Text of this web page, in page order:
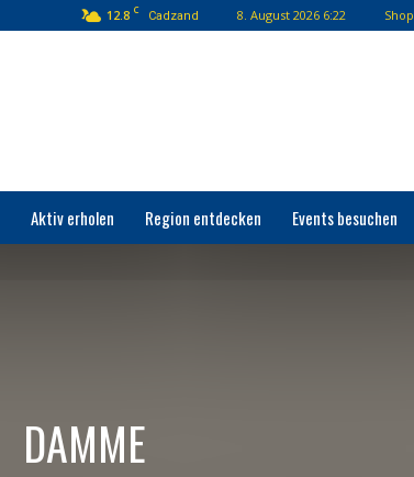
12.8 C Cadzand 8. August 2026 6:22 Shop
Aktiv erholen Region entdecken Events besuchen
DAMME